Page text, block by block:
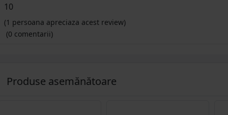
10
(1 persoana apreciaza acest review)
(0 comentarii)
Produse asemănătoare